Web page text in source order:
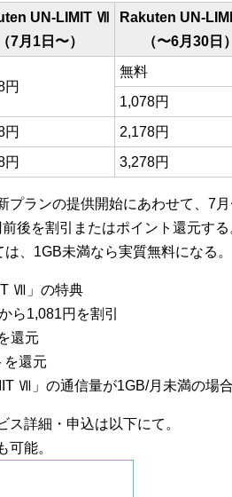
UN-LIMIT Ⅶ
（7月1日〜）
Rakuten UN-
（〜6月30日）
円
無料
1,078円
円
2,178円
円 3,278円
プランの提供開始にあわせて、7
後を割引またはポイント還元する
、1GB未満なら実質無料になる。
Ⅶ」の特典
ら1,081円を割引
還元
を還元
Ⅶ」の通信量が1GB/月未満の場合
ス詳細・申込は以下にて。
能。